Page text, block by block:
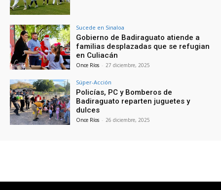
Sucede en Sinaloa
Gobierno de Badiraguato atiende a
familias desplazadas que se refugian
en Culiacán
Once Ríos - 27 diciembre, 2025
Súper-Acción
Policías, PC y Bomberos de
Badiraguato reparten juguetes y
dulces
Once Ríos - 26 diciembre, 2025